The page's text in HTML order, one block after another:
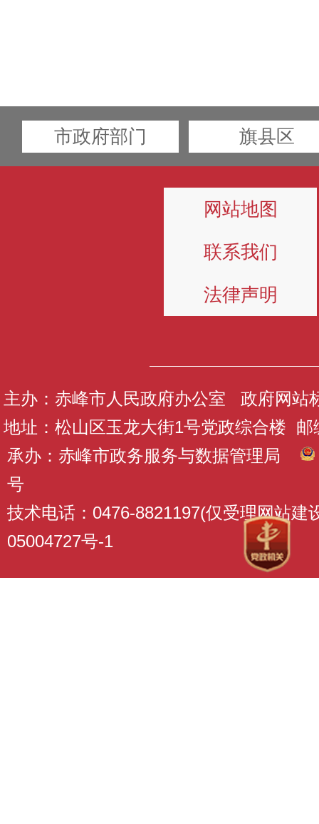
市政府部门 旗县区
网站地图
联系我们
法律声明
主办：赤峰市人民政府办公室 政府网站
地址：松山区玉龙大街1号党政综合楼 邮
承办：赤峰市政务服务与数据管理局
号
技术电话：0476-8821197(仅受理网站建
05004727号-1